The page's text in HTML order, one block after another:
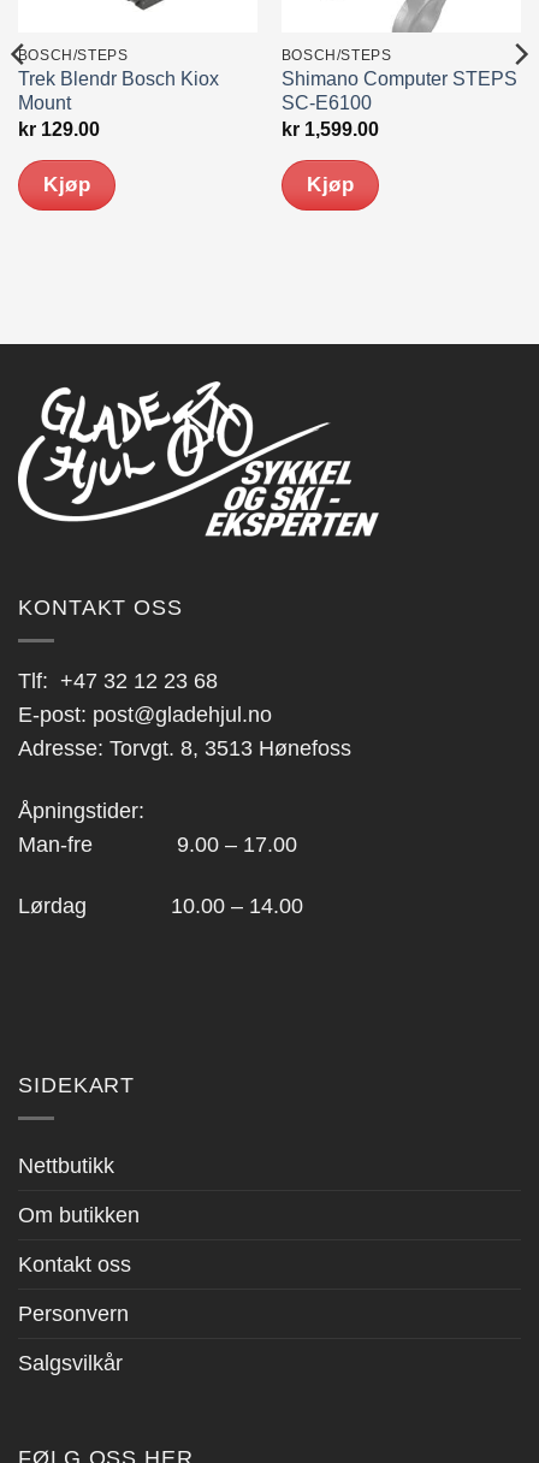
BOSCH/STEPS
Trek Blendr Bosch Kiox
Mount
kr129.00
Kjøp
BOSCH/STEPS
Shimano Computer STEPS
SC-E6100
kr1,599.00
Kjøp
KONTAKT OSS
Tlf: +47 32 12 23 68
E-post: post@gladehjul.no
Adresse: Torvgt. 8, 3513 Hønefoss
Åpningstider:
Man-fre 9.00 – 17.00
Lørdag 10.00 – 14.00
SIDEKART
Nettbutikk
Om butikken
Kontakt oss
Personvern
Salgsvilkår
FØLG OSS HER